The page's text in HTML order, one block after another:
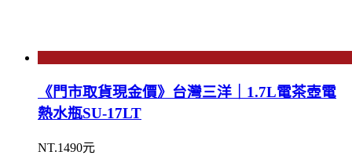
《門市取貨現金價》台灣三洋｜1.7L電茶壺電
熱水瓶SU-17LT
NT.1490元